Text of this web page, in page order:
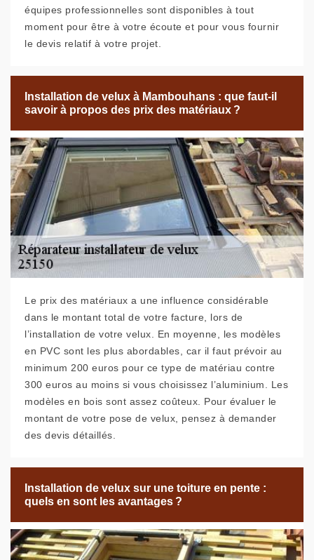
équipes professionnelles sont disponibles à tout
moment pour être à votre écoute et pour vous fournir
le devis relatif à votre projet.
Installation de velux à Mambouhans : que faut-il
savoir à propos des prix des matériaux ?
Le prix des matériaux a une influence considérable
dans le montant total de votre facture, lors de
l’installation de votre velux. En moyenne, les modèles
en PVC sont les plus abordables, car il faut prévoir au
minimum 200 euros pour ce type de matériau contre
300 euros au moins si vous choisissez l’aluminium. Les
modèles en bois sont assez coûteux. Pour évaluer le
montant de votre pose de velux, pensez à demander
des devis détaillés.
Installation de velux sur une toiture en pente :
quels en sont les avantages ?